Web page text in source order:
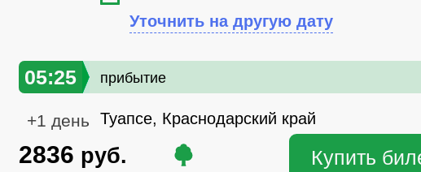
Уточнить на другую дату
05:25 прибытие
+1 день Туапсе, Краснодарский край
2836 руб. Купить